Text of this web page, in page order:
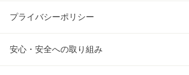
プライバシーポリシー
安心・安全への取り組み